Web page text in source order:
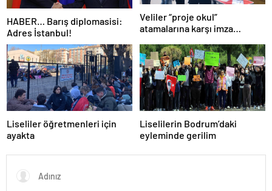
HABER… Barış diplomasisi:
Adres İstanbul!
Veliler “proje okul”
atamalarına karşı imza
Liseliler öğretmenleri için
ayakta
Liselilerin Bodrum’daki
eyleminde gerilim